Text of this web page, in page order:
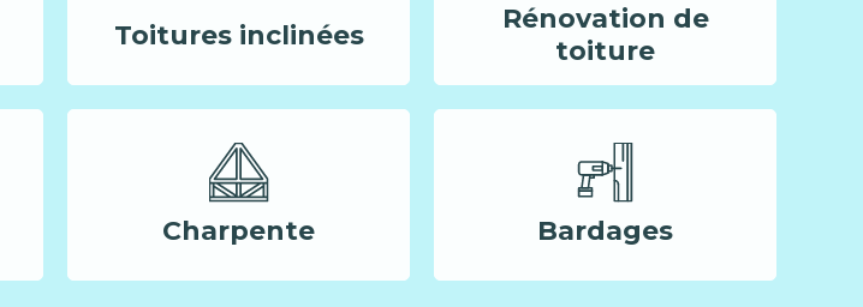
Toitures inclinées
Rénovation de
toiture
Charpente Bardages